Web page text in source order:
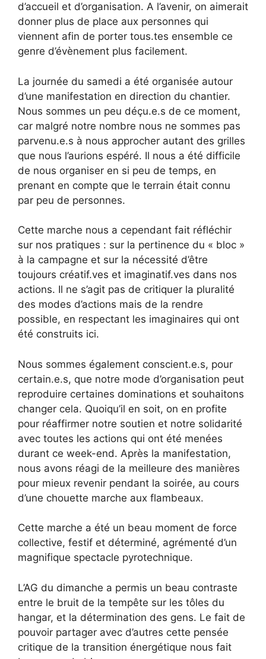
d’accueil et d’organisation. A l’avenir, on aimerait
donner plus de place aux personnes qui
viennent afin de porter tous.tes ensemble ce
genre d’évènement plus facilement.
La journée du samedi a été organisée autour
d’une manifestation en direction du chantier.
Nous sommes un peu déçu.e.s de ce moment,
car malgré notre nombre nous ne sommes pas
parvenu.e.s à nous approcher autant des grilles
que nous l’aurions espéré. Il nous a été difficile
de nous organiser en si peu de temps, en
prenant en compte que le terrain était connu
par peu de personnes.
Cette marche nous a cependant fait réfléchir
sur nos pratiques : sur la pertinence du « bloc »
à la campagne et sur la nécessité d’être
toujours créatif.ves et imaginatif.ves dans nos
actions. Il ne s’agit pas de critiquer la pluralité
des modes d’actions mais de la rendre
possible, en respectant les imaginaires qui ont
été construits ici.
Nous sommes également conscient.e.s, pour
certain.e.s, que notre mode d’organisation peut
reproduire certaines dominations et souhaitons
changer cela. Quoiqu’il en soit, on en profite
pour réaffirmer notre soutien et notre solidarité
avec toutes les actions qui ont été menées
durant ce week-end. Après la manifestation,
nous avons réagi de la meilleure des manières
pour mieux revenir pendant la soirée, au cours
d’une chouette marche aux flambeaux.
Cette marche a été un beau moment de force
collective, festif et déterminé, agrémenté d’un
magnifique spectacle pyrotechnique.
L’AG du dimanche a permis un beau contraste
entre le bruit de la tempête sur les tôles du
hangar, et la détermination des gens. Le fait de
pouvoir partager avec d’autres cette pensée
critique de la transition énergétique nous fait